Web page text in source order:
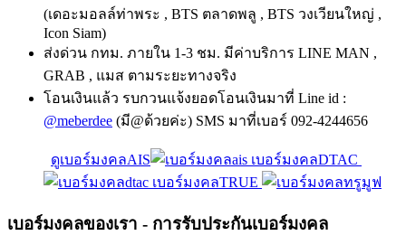
(เดอะมอลล์ท่าพระ , BTS ตลาดพลู , BTS วงเวียนใหญ่ ,
Icon Siam)
ส่งด่วน กทม. ภายใน 1-3 ชม. มีค่าบริการ LINE MAN ,
GRAB , แมส ตามระยะทางจริง
โอนเงินแล้ว รบกวนแจ้งยอดโอนเงินมาที่ Line id :
@meberdee (มี@ด้วยค่ะ) SMS มาที่เบอร์ 092-4244656
ดูเบอร์มงคลAIS
เบอร์มงคลDTAC
เบอร์มงคลTRUE
เบอร์มงคลของเรา - การรับประกันเบอร์มงคล